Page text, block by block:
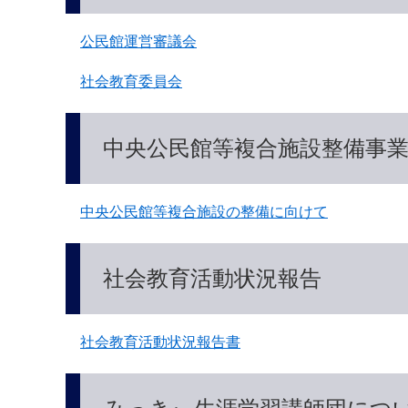
公民館運営審議会
社会教育委員会
中央公民館等複合施設整備事業
中央公民館等複合施設の整備に向けて
社会教育活動状況報告
社会教育活動状況報告書